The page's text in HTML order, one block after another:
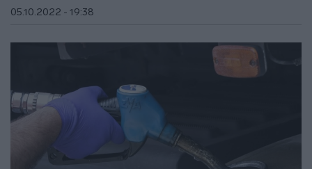
05.10.2022 - 19:38